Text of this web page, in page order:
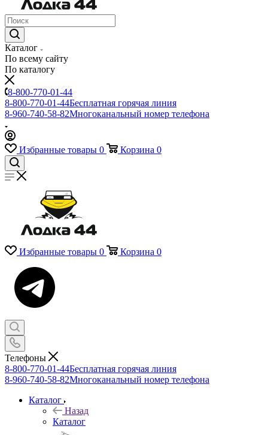
Каталог
По всему сайту
По каталогу
8-800-770-01-44
8-800-770-01-44Бесплатная горячая линия
8-960-740-58-82Многоканальный номер телефона
Избранные товары 0 Корзина 0
Избранные товары 0 Корзина 0
Телефоны
8-800-770-01-44Бесплатная горячая линия
8-960-740-58-82Многоканальный номер телефона
Каталог
Назад
Каталог